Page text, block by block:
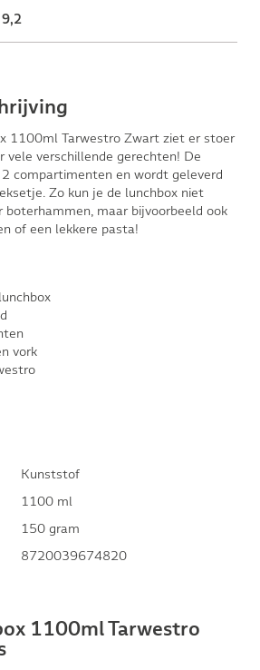
1100ml Tarwestro Zwart ziet er stoer
vele verschillende gerechten! De
compartimenten en wordt geleverd
Zo kun je de lunchbox niet
boterhammen, maar bijvoorbeeld ook
of een lekkere pasta!
vork
Kunststof
1100 ml
150 gram
8720039674820
1100ml Tarwestro